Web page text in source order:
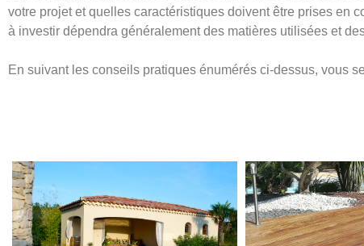
votre projet et quelles caractéristiques doivent être prises en
à investir dépendra généralement des matières utilisées et
En suivant les conseils pratiques énumérés ci-dessus, vous